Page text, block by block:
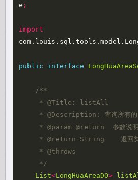
e ;
import
public interface
/**
     */
List<LongHuaAreaDO>